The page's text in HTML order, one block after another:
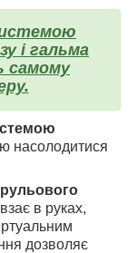
і гальма
самому
насолодитися
в руках,
дозволяє